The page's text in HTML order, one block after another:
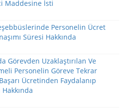
Maddesine İsti
Personelin Ücret
Süresi Hakkında
Görevden Uzaklaştırılan Ve
Personelin Göreve Tekrar
Ücretinden Faydalanıp